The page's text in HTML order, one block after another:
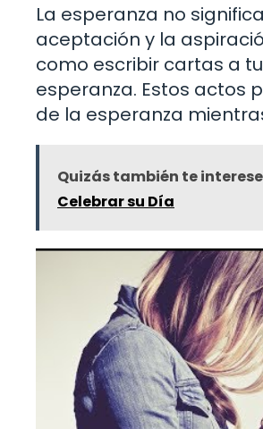
La esperanza no
aceptación y la
como escribir cartas a
esperanza. Estos actos
de la esperanza
Quizás también te
Celebrar su Día